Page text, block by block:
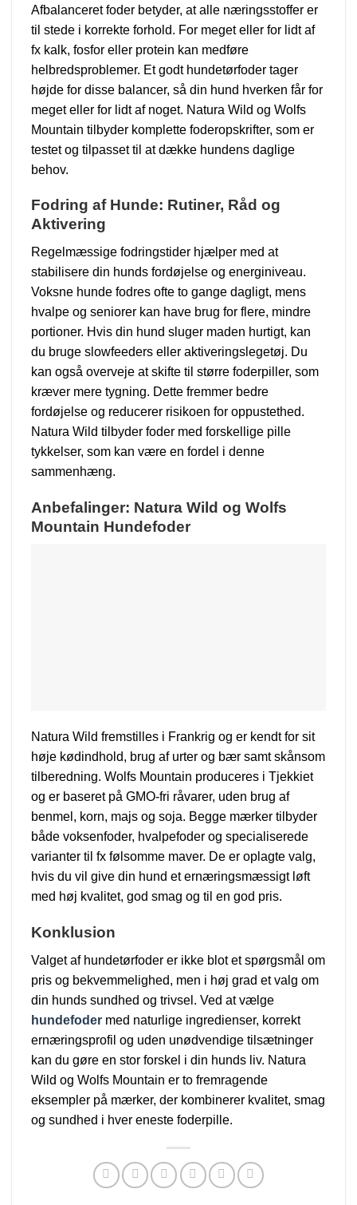
Afbalanceret foder betyder, at alle næringsstoffer er
til stede i korrekte forhold. For meget eller for lidt af
fx kalk, fosfor eller protein kan medføre
helbredsproblemer. Et godt hundetørfoder tager
højde for disse balancer, så din hund hverken får for
meget eller for lidt af noget. Natura Wild og Wolfs
Mountain tilbyder komplette foderopskrifter, som er
testet og tilpasset til at dække hundens daglige
behov.
Fodring af Hunde: Rutiner, Råd og
Aktivering
Regelmæssige fodringstider hjælper med at
stabilisere din hunds fordøjelse og energiniveau.
Voksne hunde fodres ofte to gange dagligt, mens
hvalpe og seniorer kan have brug for flere, mindre
portioner. Hvis din hund sluger maden hurtigt, kan
du bruge slowfeeders eller aktiveringslegetøj. Du
kan også overveje at skifte til større foderpiller, som
kræver mere tygning. Dette fremmer bedre
fordøjelse og reducerer risikoen for oppustethed.
Natura Wild tilbyder foder med forskellige pille
tykkelser, som kan være en fordel i denne
sammenhæng.
Anbefalinger: Natura Wild og Wolfs
Mountain Hundefoder
Natura Wild fremstilles i Frankrig og er kendt for sit
høje kødindhold, brug af urter og bær samt skånsom
tilberedning. Wolfs Mountain produceres i Tjekkiet
og er baseret på GMO-fri råvarer, uden brug af
benmel, korn, majs og soja. Begge mærker tilbyder
både voksenfoder, hvalpefoder og specialiserede
varianter til fx følsomme maver. De er oplagte valg,
hvis du vil give din hund et ernæringsmæssigt løft
med høj kvalitet, god smag og til en god pris.
Konklusion
Valget af hundetørfoder er ikke blot et spørgsmål om
pris og bekvemmelighed, men i høj grad et valg om
din hunds sundhed og trivsel. Ved at vælge
hundefoder med naturlige ingredienser, korrekt
ernæringsprofil og uden unødvendige tilsætninger
kan du gøre en stor forskel i din hunds liv. Natura
Wild og Wolfs Mountain er to fremragende
eksempler på mærker, der kombinerer kvalitet, smag
og sundhed i hver eneste foderpille.